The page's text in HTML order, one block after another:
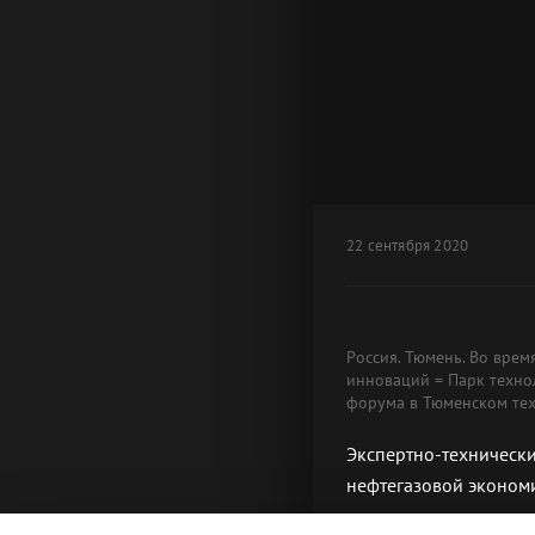
22 сентября 2020
Россия. Тюмень. Во
инноваций = Парк
форума в Тюменском
Экспертно-
нефтегазовой